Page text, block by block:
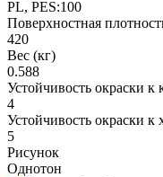
PL, PES:100
Поверхностная
420
Вес (кг)
0.588
Устойчивость окраски к
4
Устойчивость окраски к
5
Рисунок
Однотон